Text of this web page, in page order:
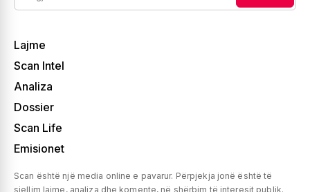
Lajme
Scan Intel
Analiza
Dossier
Scan Life
Emisionet
Scan është një media online e pavarur. Përpjekja jonë është të
sjellim lajme, analiza dhe komente, në shërbim të interesit publik.